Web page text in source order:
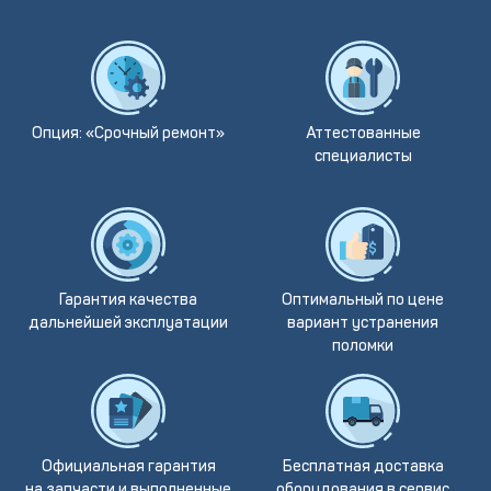
Опция: «Срочный ремонт»
Аттестованные
специалисты
Гарантия качества
дальнейшей эксплуатации
Оптимальный по цене
вариант устранения
поломки
Официальная гарантия
Бесплатная доставка